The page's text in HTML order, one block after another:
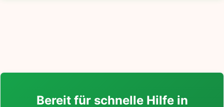
Bereit für schnelle Hilfe in